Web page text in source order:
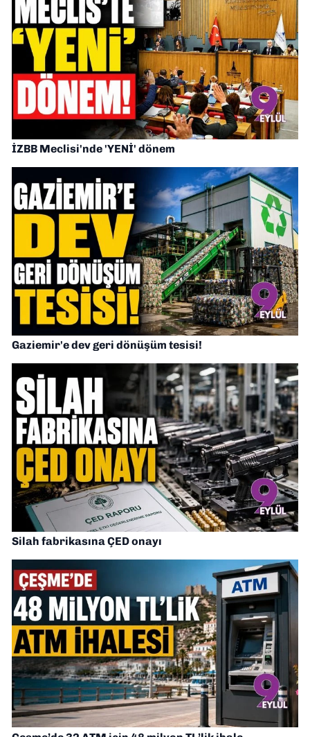
İZBB Meclisi'nde 'YENİ' dönem
Gaziemir'e dev geri dönüşüm tesisi!
Silah fabrikasına ÇED onayı